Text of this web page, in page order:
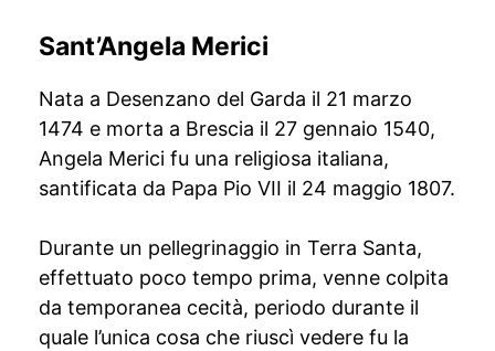
Sant’Angela Merici
Nata a Desenzano del Garda il 21 marzo
1474 e morta a Brescia il 27 gennaio 1540,
Angela Merici fu una religiosa italiana,
santificata da Papa Pio VII il 24 maggio 1807.
Durante un pellegrinaggio in Terra Santa,
effettuato poco tempo prima, venne colpita
da temporanea cecità, periodo durante il
quale l’unica cosa che riuscì vedere fu la